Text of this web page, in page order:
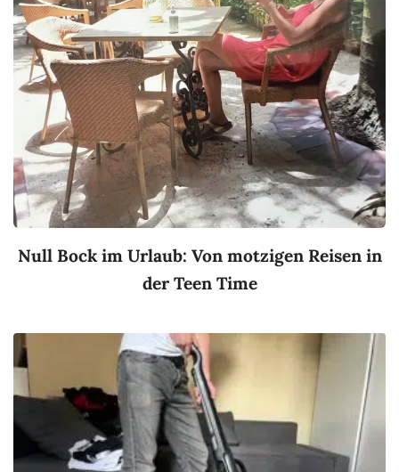
Null Bock im Urlaub: Von motzigen Reisen in
der Teen Time